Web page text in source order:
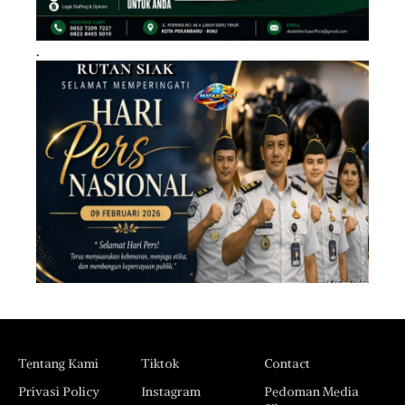
.
Tentang Kami
Privasi Policy
Tiktok
Instagram
Contact
Pedoman Media